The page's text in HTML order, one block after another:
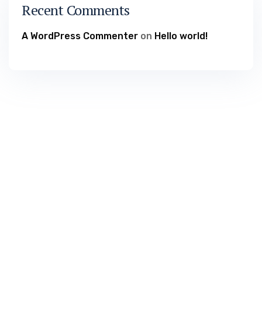
Recent Comments
A WordPress Commenter on Hello world!